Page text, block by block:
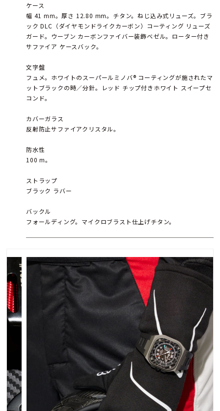
ケース
幅 41 mm。厚さ 12.80 mm。チタン。ねじ込み式リューズ。ブラ
ック DLC（ダイヤモンドライクカーボン）コーティング リューズ
ガード。ウーブン カーボンファイバー装飾ベゼル。ローター付き
サファイア ケースバック。
文字盤
フュメ。ホワイトのスーパールミノバ® コーティングが施されたマ
ットブラックの時／分針。レッド チップ付きホワイト スイープセ
コンド。
カバーガラス
反射防止サファイアクリスタル。
防水性
100 m。
ストラップ
ブラック ラバー
バックル
フォールディング。マイクロブラスト仕上げチタン。